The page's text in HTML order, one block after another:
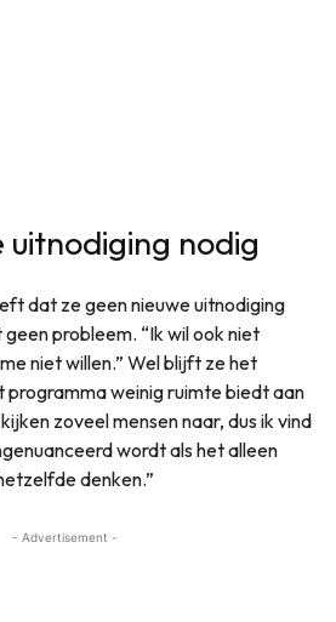
uitnodiging nodig
dat ze geen nieuwe uitnodiging
probleem. “Ik wil ook niet
niet willen.” Wel blijft ze het
programma weinig ruimte biedt aan
zoveel mensen naar, dus ik vind
wordt als het alleen
denken.”
- Advertisement -